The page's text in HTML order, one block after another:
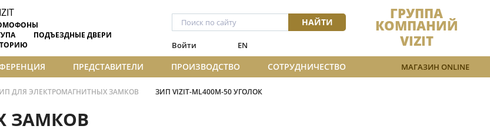
ПОДЪЕЗДНЫЕ ДВЕРИ
НАЙТИ
Войти EN
ГРУППА
КОМПАНИЙ
VIZIT
ПРЕДСТАВИТЕЛИ ПРОИЗВОДСТВО СОТРУДНИЧЕСТВО МАГАЗИН ONLINE
ДЛЯ ЭЛЕКТРОМАГНИТНЫХ ЗАМКОВ ЗИП VIZIT-ML400M-50 УГОЛОК
ЗАМКОВ